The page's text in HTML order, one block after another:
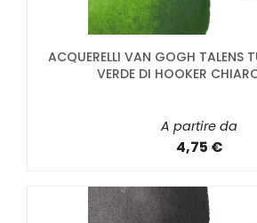
ACQUERELLI VAN GOGH TALENS
VERDE DI HOOKER
A partire da
4,75 €